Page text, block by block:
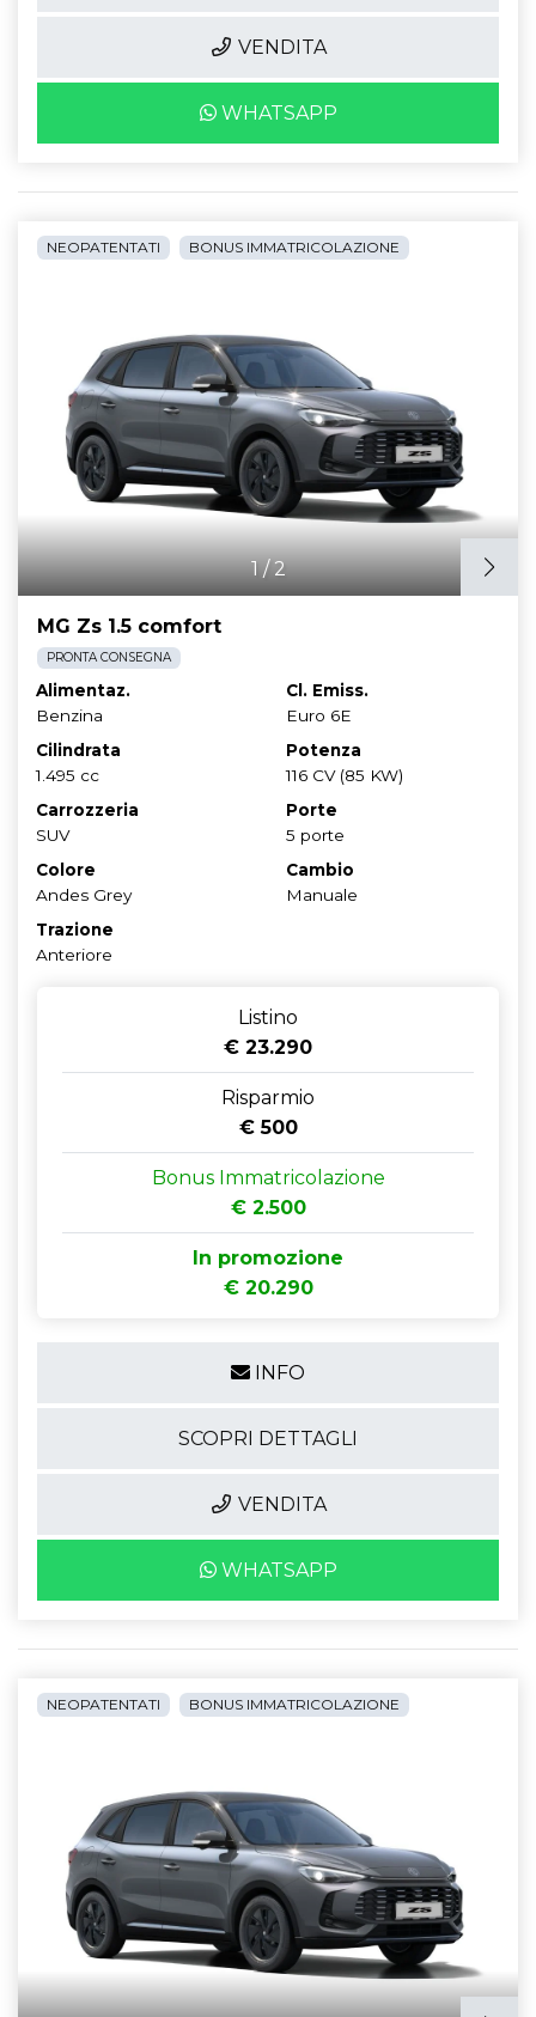
VENDITA
WHATSAPP
1/2
NEOPATENTATI BONUS IMMATRICOLAZIONE
MG Zs 1.5 comfort
PRONTA CONSEGNA
Alimentaz.
Benzina
Cl. Emiss.
Euro 6E
Cilindrata
1.495 cc
Potenza
116 CV (85 KW)
Carrozzeria
SUV
Porte
5 porte
Colore
Andes Grey
Cambio
Manuale
Trazione
Anteriore
Listino
€ 23.290
Risparmio
€ 500
Bonus Immatricolazione
€ 2.500
In promozione
€ 20.290
INFO
SCOPRI DETTAGLI
VENDITA
WHATSAPP
NEOPATENTATI BONUS IMMATRICOLAZIONE